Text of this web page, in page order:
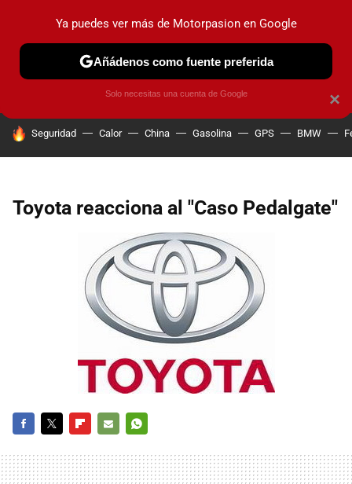
PRUEBAS COCHES ELÉCTRICOS OBSERVATORIO
HOY SE HABLA DE
Seguridad Calor China Gasolina GPS BMW
Toyota reacciona al "Caso Pedalgate"
MAIL
×
Ya puedes ver más de Motorpasion en Google
Añádenos como fuente preferida
Solo necesitas una cuenta de Google